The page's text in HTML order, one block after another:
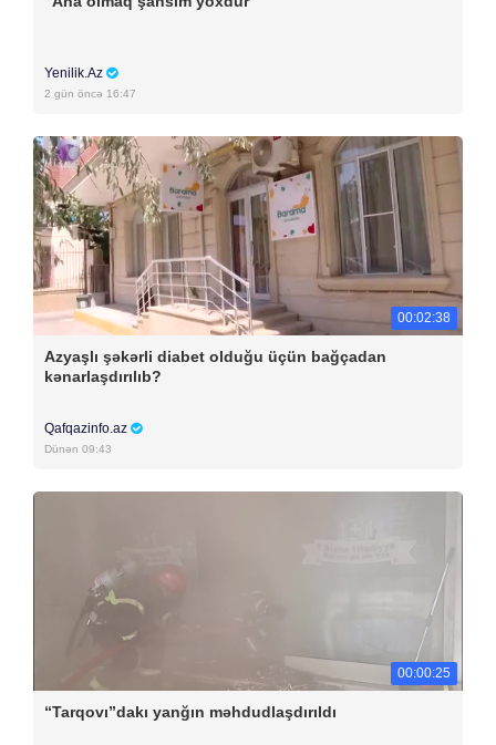
Yenilik.Az
2 gün öncə 16:47
00:02:38
Azyaşlı şəkərli diabet olduğu üçün bağçadan
kənarlaşdırılıb?
Qafqazinfo.az
Dünən 09:43
00:00:25
“Tarqovı”dakı yanğın məhdudlaşdırıldı